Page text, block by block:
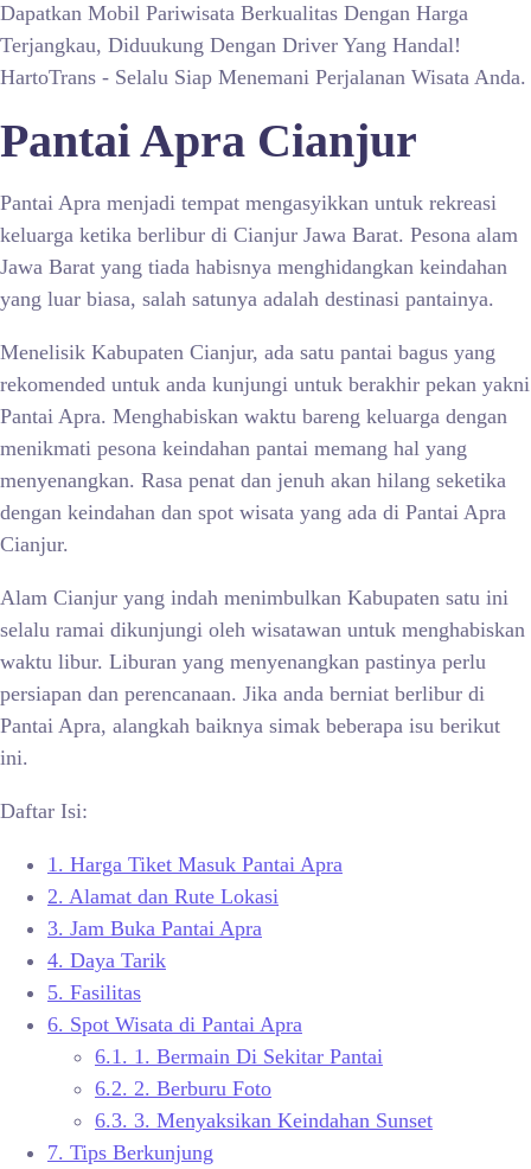
Dapatkan Mobil Pariwisata Berkualitas Dengan Harga
Terjangkau, Diduukung Dengan Driver Yang Handal!
HartoTrans - Selalu Siap Menemani Perjalanan Wisata Anda.
Pantai Apra Cianjur
Pantai Apra menjadi tempat mengasyikkan untuk rekreasi
keluarga ketika berlibur di Cianjur Jawa Barat. Pesona alam
Jawa Barat yang tiada habisnya menghidangkan keindahan
yang luar biasa, salah satunya adalah destinasi pantainya.
Menelisik Kabupaten Cianjur, ada satu pantai bagus yang
rekomended untuk anda kunjungi untuk berakhir pekan yakni
Pantai Apra. Menghabiskan waktu bareng keluarga dengan
menikmati pesona keindahan pantai memang hal yang
menyenangkan. Rasa penat dan jenuh akan hilang seketika
dengan keindahan dan spot wisata yang ada di Pantai Apra
Cianjur.
Alam Cianjur yang indah menimbulkan Kabupaten satu ini
selalu ramai dikunjungi oleh wisatawan untuk menghabiskan
waktu libur. Liburan yang menyenangkan pastinya perlu
persiapan dan perencanaan. Jika anda berniat berlibur di
Pantai Apra, alangkah baiknya simak beberapa isu berikut
ini.
Daftar Isi:
1. Harga Tiket Masuk Pantai Apra
2. Alamat dan Rute Lokasi
3. Jam Buka Pantai Apra
4. Daya Tarik
5. Fasilitas
6. Spot Wisata di Pantai Apra
6.1. 1. Bermain Di Sekitar Pantai
6.2. 2. Berburu Foto
6.3. 3. Menyaksikan Keindahan Sunset
7. Tips Berkunjung